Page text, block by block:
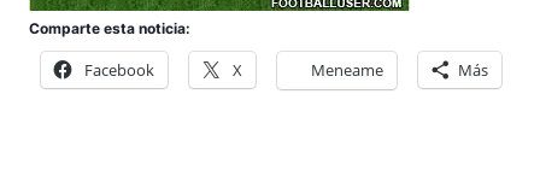
Comparte esta noticia:
Facebook X Meneame Más